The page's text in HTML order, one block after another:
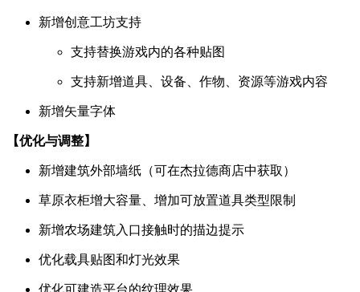
新增创意工坊支持
支持替换游戏内的各种贴图
支持新增道具、设备、作物、资源等游戏内容
新增矢量字体
【优化与调整】
新增建筑外部墙纸（可在杰拉德商店中获取）
草原衣柜增大容量、增加可放置道具类型限制
新增农场建筑入口接触时的描边提示
优化载具贴图和灯光效果
优化可建造平台的纹理效果